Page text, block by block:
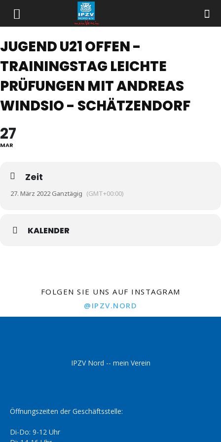
JUGEND U21 OFFEN -
TRAININGSTAG LEICHTE
PRÜFUNGEN MIT ANDREAS
WINDSIO - SCHÄTZENDORF
27
MAR
Zeit
27. März 2022 Ganztägig (GMT+00:00)
KALENDER
FOLGEN SIE UNS AUF INSTAGRAM
@IPZV.NORD
IPZV Nord -- mein Verein
Öffnungszeiten der Geschäftsstelle:
Di-Do: 9-12 Uhr